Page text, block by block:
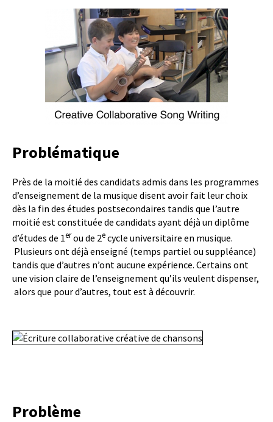
Problématique
Près de la moitié des candidats admis dans les programmes
d’enseignement de la musique disent avoir fait leur choix
dès la fin des études postsecondaires tandis que l’autre
moitié est constituée de candidats ayant déjà un diplôme
d’études de 1erou de 2ecycle universitaire en musique.
Plusieurs ont déjà enseigné (temps partiel ou suppléance)
tandis que d’autres n’ont aucune expérience. Certains ont
une vision claire de l’enseignement qu’ils veulent dispenser,
alors que pour d’autres, tout est à découvrir.
Problème